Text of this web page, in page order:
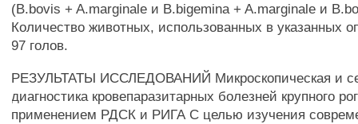
(B.bovis + A.marginale и B.bigemina + A.marginale и
Количество животных, использованных в указанных
97 голов.
РЕЗУЛЬТАТЫ ИССЛЕДОВАНИЙ Микроскопическая и
диагностика кровепаразитарных болезней крупного
применением РДСК и РИГА С целью изучения